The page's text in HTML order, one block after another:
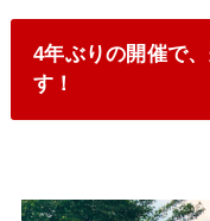
4年ぶりの開催で
す！